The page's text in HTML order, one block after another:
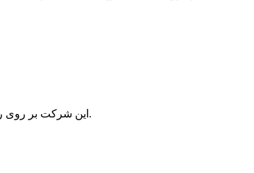
این شرکت بر روی راه حل های یکپارچه تنظیم شده برای هر مشتری تمرکز دارد و محصولات با کیفیت و رضایت بخش و خدمات کارآمد را در اختیار هر مشتری قرار می دهد.